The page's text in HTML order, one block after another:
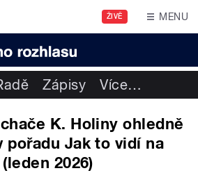
ŽIVĚ MENU
Zápisy Více…
K. Holiny ohledně
pořadu Jak to vidí na
2026)